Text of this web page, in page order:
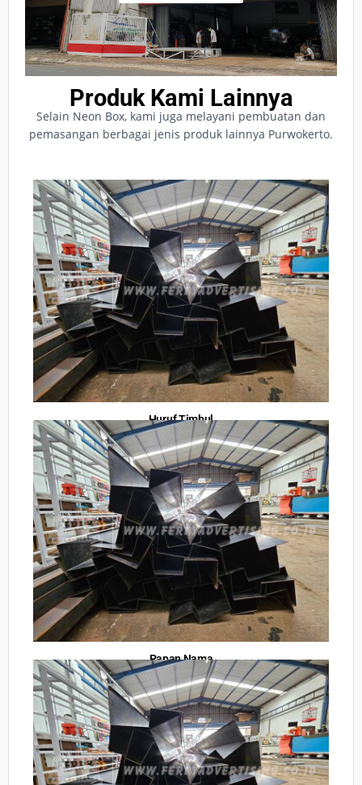
Produk Kami Lainnya
Selain Neon Box, kami juga melayani pembuatan dan
pemasangan berbagai jenis produk lainnya Purwokerto.
Huruf Timbul
Papan Nama